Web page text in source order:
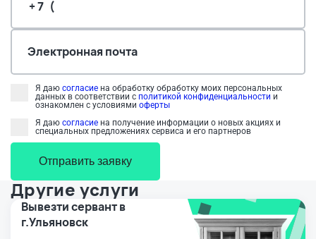
Электронная почта
Я даю согласие на обработку обработку моих персональных
данных в соответствии с политикой конфиденциальности и
ознакомлен с условиями оферты
Я даю согласие на получение информации о новых акциях и
специальных предложениях сервиса и его партнеров
Отправить заявку
Другие услуги
Вывезти сервант в
г.Ульяновск